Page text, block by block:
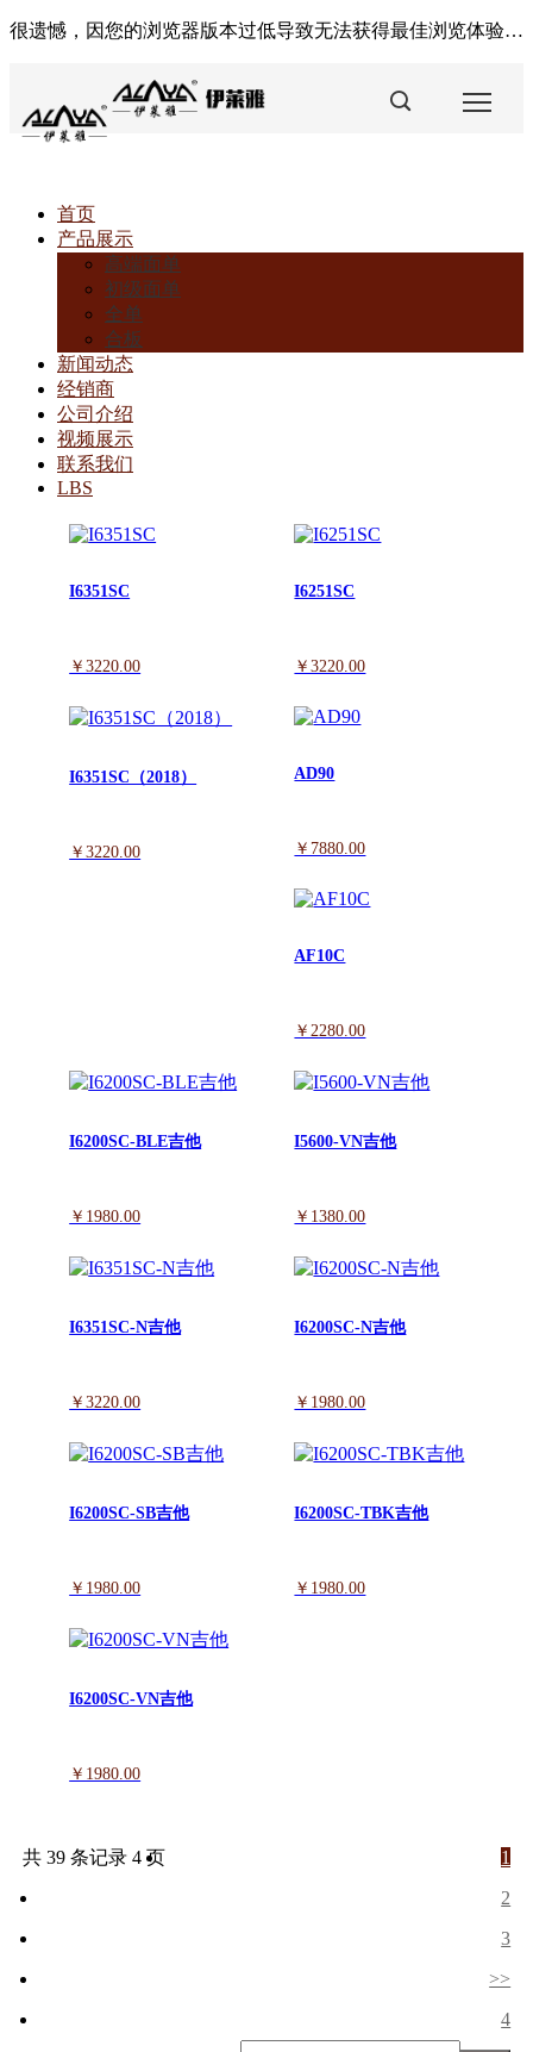
很遗憾，因您的浏览器版本过低导致无法获得最佳浏览体验，推荐下载安装谷歌浏览器！
首页
产品展示
高端面单
初级面单
全单
合板
新闻动态
经销商
公司介绍
视频展示
联系我们
LBS
当
前
的
位
置：
I6351SC
￥3220.00
I6251SC
￥3220.00
I6351SC（2018）
￥3220.00
AD90
￥7880.00
AF10C
￥2280.00
I6200SC-BLE吉他
￥1980.00
I5600-VN吉他
￥1380.00
I6351SC-N吉他
￥3220.00
I6200SC-N吉他
￥1980.00
I6200SC-SB吉他
￥1980.00
I6200SC-TBK吉他
￥1980.00
I6200SC-VN吉他
￥1980.00
共 39 条记录 4 页
1
2
3
>>
4